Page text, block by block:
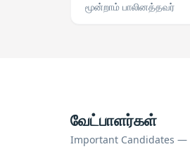
மூன்றாம் பாலினத்தவர்
வேட்பாளர்கள்
Important Candidates —